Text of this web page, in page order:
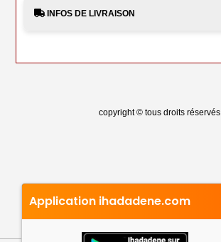
INFOS DE LIVRAISON
copyright © tous droits réservés
Application ihadadene.com